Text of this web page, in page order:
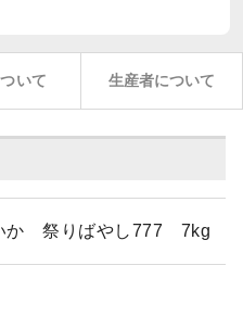
いて 生産者について
か 祭りばやし777 7kg